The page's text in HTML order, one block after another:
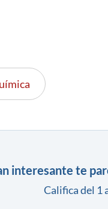
interesante te
Califica del 1